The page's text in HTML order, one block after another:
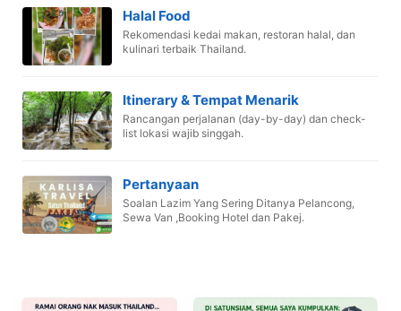
Halal Food
Rekomendasi kedai makan, restoran halal, dan
kulinari terbaik Thailand.
Itinerary & Tempat Menarik
Rancangan perjalanan (day-by-day) dan check-
list lokasi wajib singgah.
Pertanyaan
Soalan Lazim Yang Sering Ditanya Pelancong,
Sewa Van ,Booking Hotel dan Pakej.